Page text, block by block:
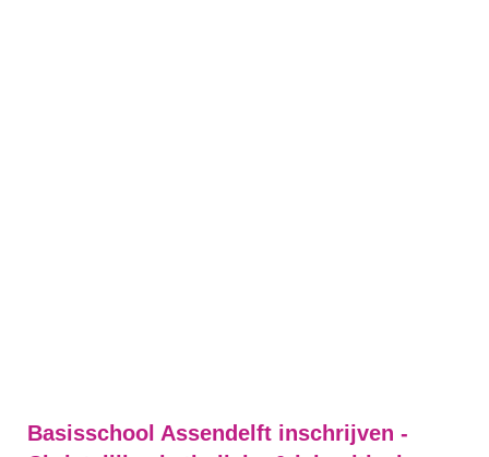
Basisschool Assendelft inschrijven -